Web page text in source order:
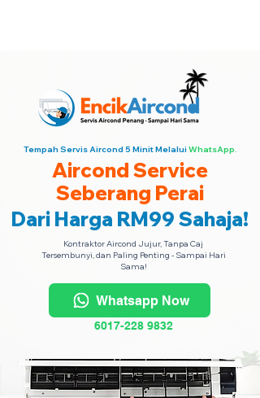
Tempah Servis Aircond 5 Minit MelaluiWhatsApp.
Aircond Service
Seberang Perai
Dari Harga RM99 Sahaja!
Kontraktor Aircond Jujur, Tanpa Caj
Tersembunyi, dan Paling Penting - Sampai Hari
Sama!
Whatsapp Now
6017-228 9832